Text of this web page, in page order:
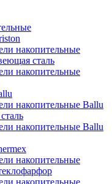
накопительные
сталь
накопительные
накопительные Ballu
накопительные Ballu
накопительные
накопительные